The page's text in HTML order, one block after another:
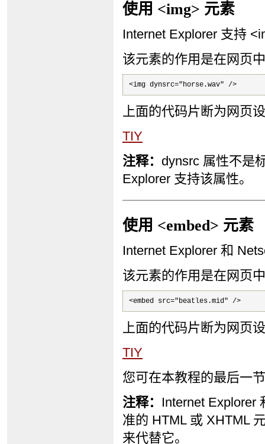
使用 <img> 元素
Internet Explorer 支持
该元素的作用是在网页
<img dynsrc="horse.wav" />
上面的代码片断为网页
TIY
注释： dynsrc 属性不是
Explorer 支持该属性。
使用 <embed> 元素
Internet Explorer 和
该元素的作用是在网页
<embed src="beatles.mid" />
上面的代码片断为网页
TIY
您可在本教程的最后一
注释： Internet Explorer
准的 HTML 或 XHTML
来代替它。